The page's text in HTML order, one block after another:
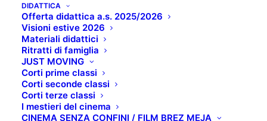
DIDATTICA
Offerta didattica a.s. 2025/2026
Visioni estive 2026
Materiali didattici
Ritratti di famiglia
JUST MOVING
Corti prime classi
Corti seconde classi
Corti terze classi
I mestieri del cinema
CINEMA SENZA CONFINI / FILM BREZ MEJA
L'ISOLA
DICEMBRE 11, 2020